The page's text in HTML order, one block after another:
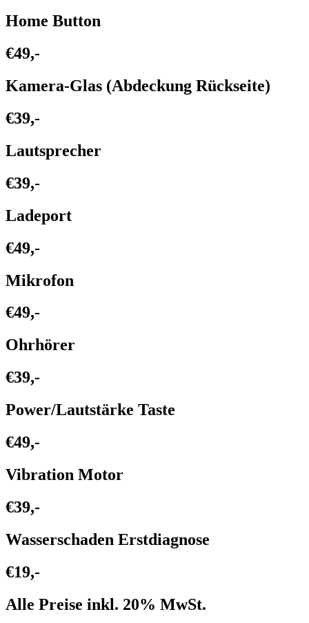
Home Button
€49,-
Kamera-Glas (Abdeckung Rückseite)
€39,-
Lautsprecher
€39,-
Ladeport
€49,-
Mikrofon
€49,-
Ohrhörer
€39,-
Power/Lautstärke Taste
€49,-
Vibration Motor
€39,-
Wasserschaden Erstdiagnose
€19,-
Alle Preise inkl. 20% MwSt.